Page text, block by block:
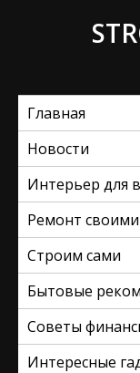
Главная
Новости
Интерьер для
Ремонт
Строим сами
Бытовые
Советы
Интересные